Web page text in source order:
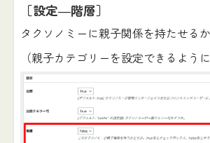
［設定―階層］
タクソノミーに親子関係を持たせるか
（親子カテゴリーを設定できるように